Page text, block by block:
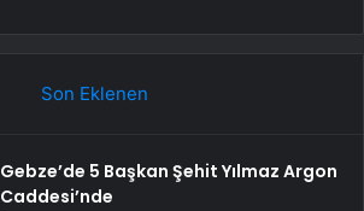
Son Eklenen
Gebze’de 5 Başkan Şehit Yılmaz Argon
Caddesi’nde